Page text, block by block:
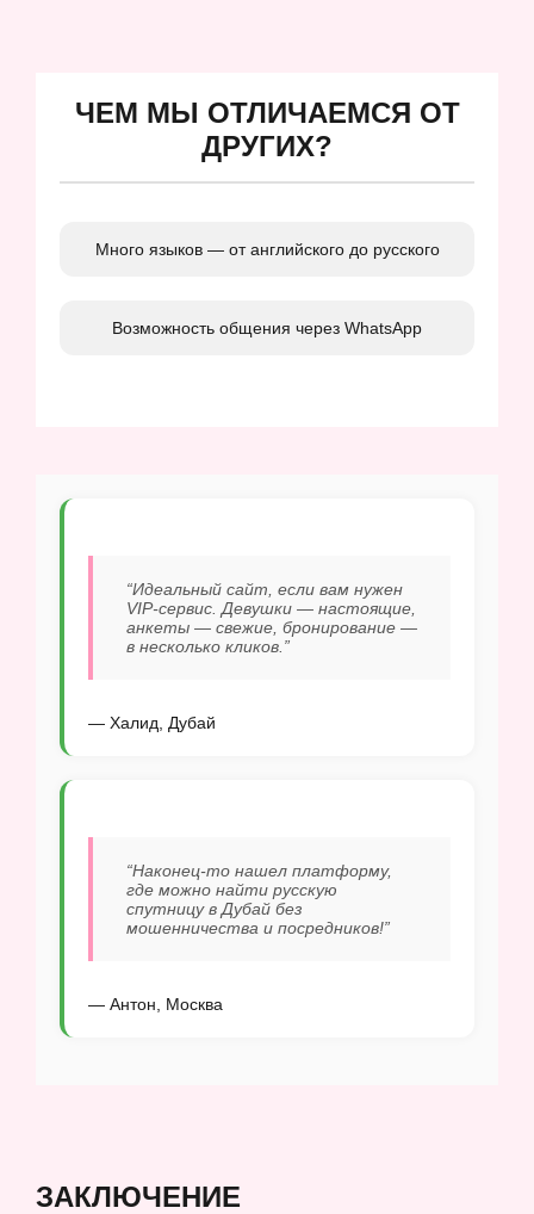
ЧЕМ МЫ ОТЛИЧАЕМСЯ ОТ
ДРУГИХ?
Много языков — от английского до русского
Возможность общения через WhatsApp
“Идеальный сайт, если вам нужен
VIP-сервис. Девушки — настоящие,
анкеты — свежие, бронирование —
в несколько кликов.”
— Халид, Дубай
“Наконец-то нашел платформу,
где можно найти русскую
спутницу в Дубай без
мошенничества и посредников!”
— Антон, Москва
ЗАКЛЮЧЕНИЕ